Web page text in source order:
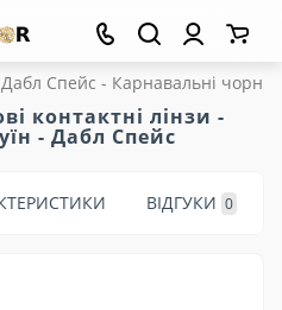
Дабл Спейс - Карнавальні чорні
контактні лінзи -
- Дабл Спейс
ВІДГУКИ 0